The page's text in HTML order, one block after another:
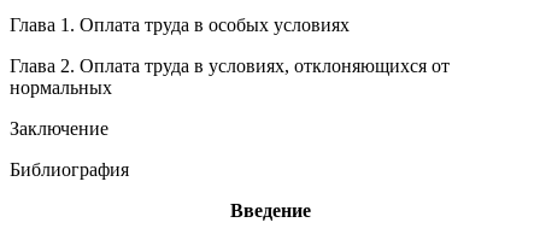
Глава 1. Оплата труда в особых условиях
Глава 2. Оплата труда в условиях, отклоняющихся от
нормальных
Заключение
Библиография
Введение